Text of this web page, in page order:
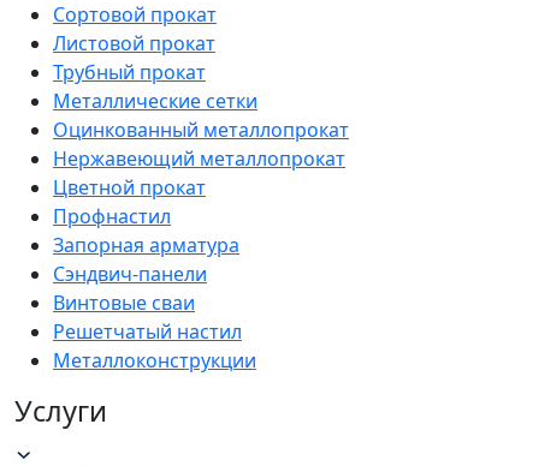
Сортовой прокат
Листовой прокат
Трубный прокат
Металлические сетки
Оцинкованный металлопрокат
Нержавеющий металлопрокат
Цветной прокат
Профнастил
Запорная арматура
Сэндвич-панели
Винтовые сваи
Решетчатый настил
Металлоконструкции
Услуги